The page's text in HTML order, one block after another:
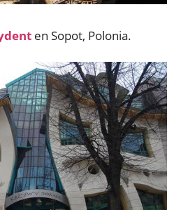
en Sopot, Polonia.